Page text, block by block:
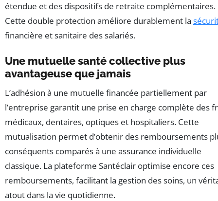
étendue et des dispositifs de retraite complémentaires.
Cette double protection améliore durablement la
financière et sanitaire des salariés.
Une mutuelle santé collective plus
avantageuse que jamais
L’adhésion à une mutuelle financée partiellement par
l’entreprise garantit une prise en charge complète des
médicaux, dentaires, optiques et hospitaliers. Cette
mutualisation permet d’obtenir des remboursements
conséquents comparés à une assurance individuelle
classique. La plateforme Santéclair optimise encore ces
remboursements, facilitant la gestion des soins, un
atout dans la vie quotidienne.